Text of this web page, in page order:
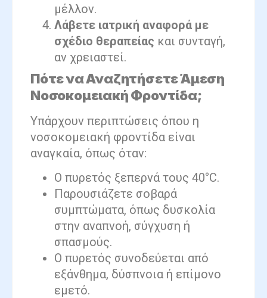
μέλλον.
Λάβετε ιατρική αναφορά με
σχέδιο θεραπείας και συνταγή,
αν χρειαστεί.
Πότε να Αναζητήσετε Άμεση
Νοσοκομειακή Φροντίδα;
Υπάρχουν περιπτώσεις όπου η
νοσοκομειακή φροντίδα είναι
αναγκαία, όπως όταν:
Ο πυρετός ξεπερνά τους 40°C.
Παρουσιάζετε σοβαρά
συμπτώματα, όπως δυσκολία
στην αναπνοή, σύγχυση ή
σπασμούς.
Ο πυρετός συνοδεύεται από
εξάνθημα, δύσπνοια ή επίμονο
εμετό.